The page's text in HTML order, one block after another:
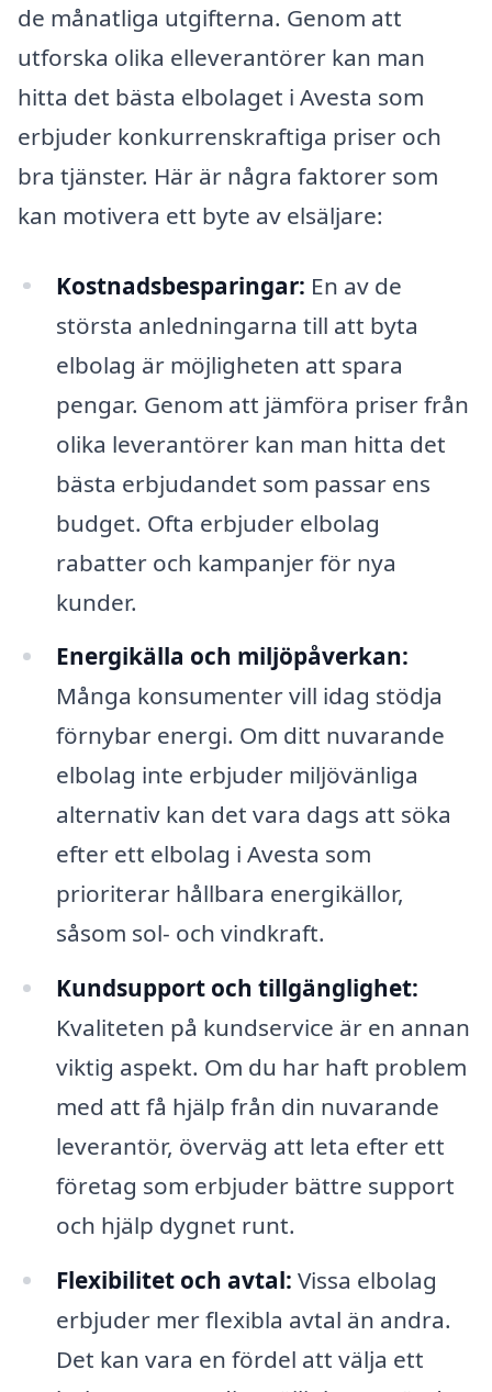
de månatliga utgifterna. Genom att
utforska olika elleverantörer kan man
hitta det bästa elbolaget i Avesta som
erbjuder konkurrenskraftiga priser och
bra tjänster. Här är några faktorer som
kan motivera ett byte av elsäljare:
Kostnadsbesparingar: En av de
största anledningarna till att byta
elbolag är möjligheten att spara
pengar. Genom att jämföra priser från
olika leverantörer kan man hitta det
bästa erbjudandet som passar ens
budget. Ofta erbjuder elbolag
rabatter och kampanjer för nya
kunder.
Energikälla och miljöpåverkan:
Många konsumenter vill idag stödja
förnybar energi. Om ditt nuvarande
elbolag inte erbjuder miljövänliga
alternativ kan det vara dags att söka
efter ett elbolag i Avesta som
prioriterar hållbara energikällor,
såsom sol- och vindkraft.
Kundsupport och tillgänglighet:
Kvaliteten på kundservice är en annan
viktig aspekt. Om du har haft problem
med att få hjälp från din nuvarande
leverantör, överväg att leta efter ett
företag som erbjuder bättre support
och hjälp dygnet runt.
Flexibilitet och avtal: Vissa elbolag
erbjuder mer flexibla avtal än andra.
Det kan vara en fördel att välja ett